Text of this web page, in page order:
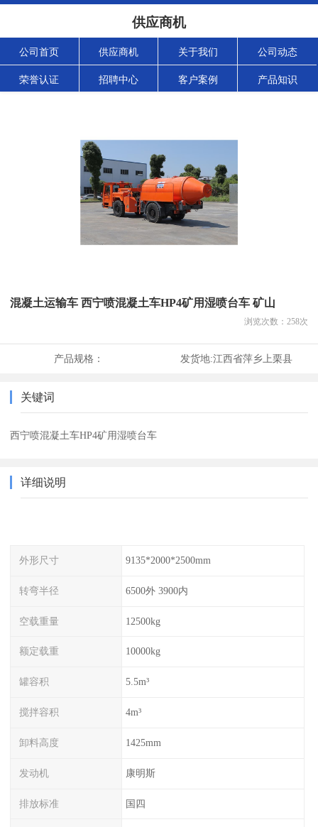
供应商机
公司首页 供应商机 关于我们 公司动态
荣誉认证 招聘中心 客户案例 产品知识
混凝土运输车 西宁喷混凝土车HP4矿用湿喷台车 矿山
浏览次数： 258次
产品规格： 发货地:江西省萍乡上栗县
关键词
西宁喷混凝土车HP4矿用湿喷台车
详细说明
外形尺寸 9135*2000*2500mm
转弯半径 6500外 3900内
空载重量 12500kg
额定载重 10000kg
罐容积 5.5m³
搅拌容积 4m³
卸料高度 1425mm
发动机 康明斯
排放标准 国四